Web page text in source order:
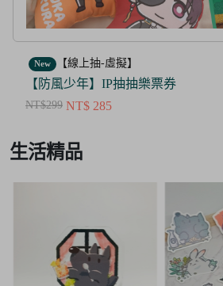
New 【線上抽-虛擬】
【茜色線上抽票券】限量周邊抽抽樂
NT$100 NT$ 50
3
生活精品